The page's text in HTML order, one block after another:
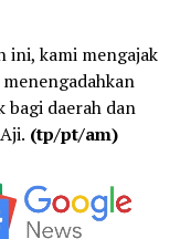
ini, kami mengajak
daerah dan
(tp/pt/am)